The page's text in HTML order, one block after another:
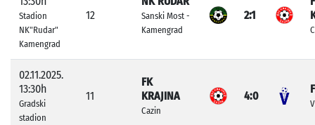
Stadion
NK"Rudar"
Kamengrad
12
Sanski Most -
Kamengrad
2:1
02.11.2025.
13:30h
Gradski
stadion
11
FK
KRAJINA
Cazin
4:0